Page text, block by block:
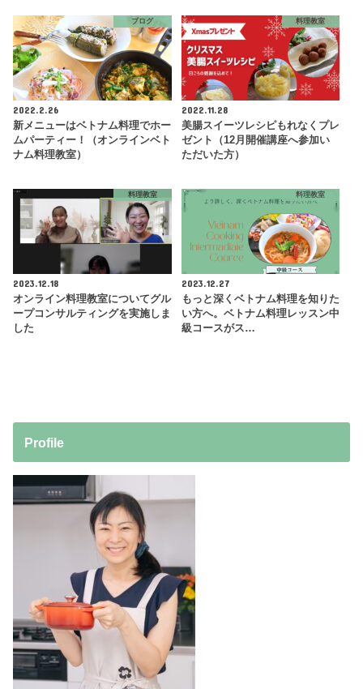
ブログ
2022.2.26
新メニューはベトナム料理でホー
ムパーティー！（オンラインベト
ナム料理教室）
料理教室
2022.11.28
美腸スイーツレシピもれなくプレ
ゼント（12月開催講座へ参加い
ただいた方）
料理教室
2023.12.18
オンライン料理教室についてグル
ープコンサルティングを実施しま
した
料理教室
2023.12.27
もっと深くベトナム料理を知りた
い方へ。ベトナム料理レッスン中
級コースがス…
Profile